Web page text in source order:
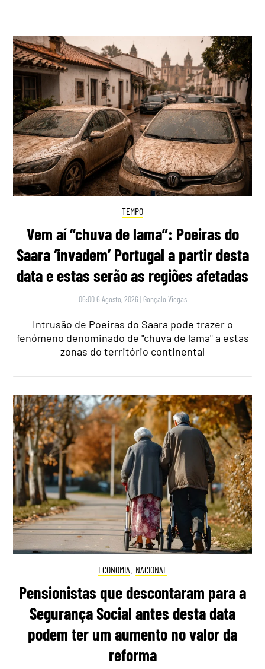
TEMPO
Vem aí “chuva de lama”: Poeiras do
Saara ‘invadem’ Portugal a partir desta
data e estas serão as regiões afetadas
06:00 6 Agosto, 2026 | Gonçalo Viegas
Intrusão de Poeiras do Saara pode trazer o
fenómeno denominado de "chuva de lama" a estas
zonas do território continental
ECONOMIA , NACIONAL
Pensionistas que descontaram para a
Segurança Social antes desta data
podem ter um aumento no valor da
reforma